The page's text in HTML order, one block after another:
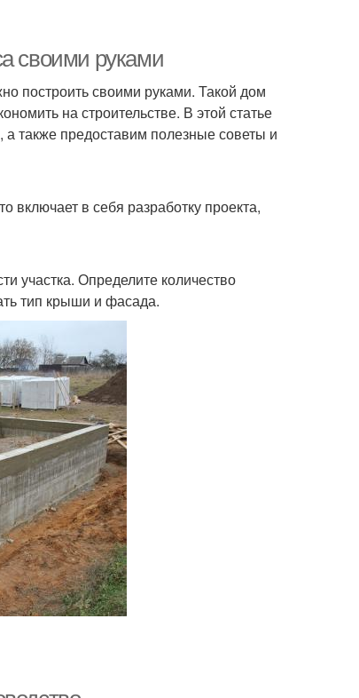
своими руками
построить своими руками. Такой дом
на строительстве. В этой статье
также предоставим полезные советы и
включает в себя разработку проекта,
участка. Определите количество
тип крыши и фасада.